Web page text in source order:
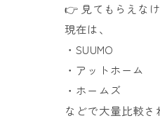
👉 見てもらえな
現在は、
・SUUMO
・アットホーム
・ホームズ
などで大量比較さ